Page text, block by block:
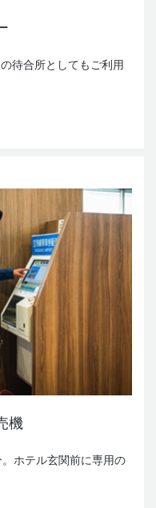
待合所としてもご利用
機
ホテル玄関前に専用の